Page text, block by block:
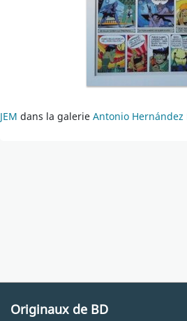
JEM dans la galerie Antonio Hernández
Originaux de BD